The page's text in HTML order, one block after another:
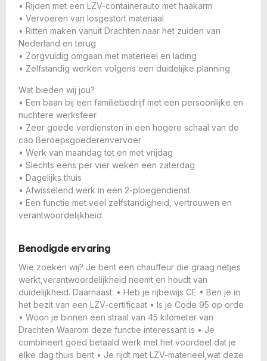
• Rijden met een LZV-containerauto met haakarm
• Vervoeren van losgestort materiaal
• Ritten maken vanuit Drachten naar het zuiden van
Nederland en terug
• Zorgvuldig omgaan met materieel en lading
• Zelfstandig werken volgens een duidelijke planning
Wat bieden wij jou?
• Een baan bij een familiebedrijf met een persoonlijke en
nuchtere werksfeer
• Zeer goede verdiensten in een hogere schaal van de
cao Beroepsgoederenvervoer
• Werk van maandag tot en met vrijdag
• Slechts eens per vier weken een zaterdag
• Dagelijks thuis
• Afwisselend werk in een 2-ploegendienst
• Een functie met veel zelfstandigheid, vertrouwen en
verantwoordelijkheid
Benodigde ervaring
Wie zoeken wij? Je bent een chauffeur die graag netjes
werkt,verantwoordelijkheid neemt en houdt van
duidelijkheid. Daarnaast: • Heb je rijbewijs CE • Ben je in
het bezit van een LZV-certificaat • Is je Code 95 op orde
• Woon je binnen een straal van 45 kilometer van
Drachten Waarom deze functie interessant is • Je
combineert goed betaald werk met het voordeel dat je
elke dag thuis bent • Je rijdt met LZV-materieel,wat deze